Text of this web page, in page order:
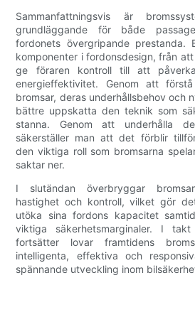
Sammanfattningsvis är
grundläggande för både
fordonets övergripande prestanda.
komponenter i fordonsdesign, från
ge föraren kontroll till att
energieffektivitet. Genom att
bromsar, deras underhållsbehov och
bättre uppskatta den teknik som
stanna. Genom att underhålla
säkerställer man att det förblir
den viktiga roll som bromsarna
saktar ner.
I slutändan överbryggar
hastighet och kontroll, vilket gör
utöka sina fordons kapacitet
viktiga säkerhetsmarginaler. I
fortsätter lovar framtidens
intelligenta, effektiva och
spännande utveckling inom